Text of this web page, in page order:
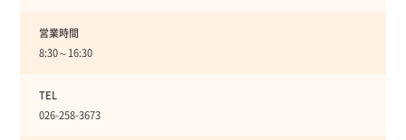
営業時間
8:30～16:30
TEL
026-258-3673